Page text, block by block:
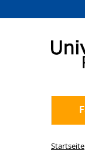
Startseite